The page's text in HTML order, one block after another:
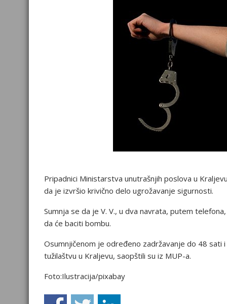
Pripadnici Ministarstva unutrašnjih poslova u
da je izvršio krivično delo ugrožavanje sigurnosti.
Sumnja se da je V. V., u dva navrata, putem
da će baciti bombu.
Osumnjičenom je određeno zadržavanje do 48 sati
tužilaštvu u Kraljevu, saopštili su iz MUP-a.
Foto:Ilustracija/pixabay